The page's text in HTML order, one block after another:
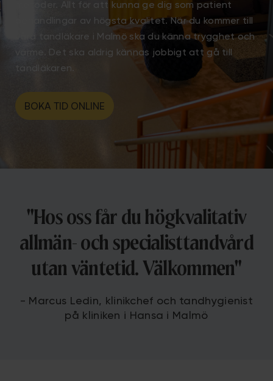
metoder. Allt för att kunna ge dig som patient
behandlingar av högsta kvalitet. När du kommer till
våra tandläkare i Malmö ska du känna trygghet och
värme. Det ska aldrig kännas jobbigt att gå till
tandläkaren.
BOKA TID ONLINE
"Hos oss får du högkvalitativ
allmän- och specialisttandvård
utan väntetid. Välkommen"
- Marcus Ledin, klinikchef och tandhygienist
på kliniken i Hansa i Malmö